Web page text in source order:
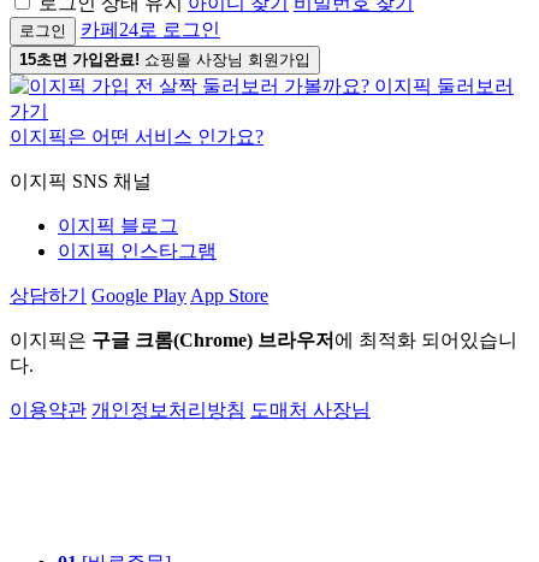
로그인 카페24로 로그인
15초면 가입완료! 쇼핑몰 사장님 회원가입
이지픽은 어떤 서비스 인가요?
이지픽 SNS 채널
이지픽 블로그
이지픽 인스타그램
상담하기 Google Play App Store
이지픽은 구글 크롬(Chrome) 브라우저 에 최적화 되어있습니
다.
이용약관 개인정보처리방침 도매처 사장님